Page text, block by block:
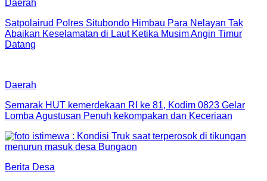
Daerah
Satpolairud Polres Situbondo Himbau Para Nelayan Tak
Abaikan Keselamatan di Laut Ketika Musim Angin Timur
Datang
Daerah
Semarak HUT kemerdekaan RI ke 81, Kodim 0823 Gelar
Lomba Agustusan Penuh kekompakan dan Keceriaan
Berita Desa